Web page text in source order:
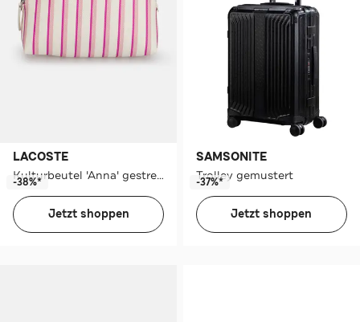
LACOSTE
Kulturbeutel 'Anna' gestreift
-38%*
Jetzt shoppen
SAMSONITE
Trolley gemustert
-37%*
Jetzt shoppen